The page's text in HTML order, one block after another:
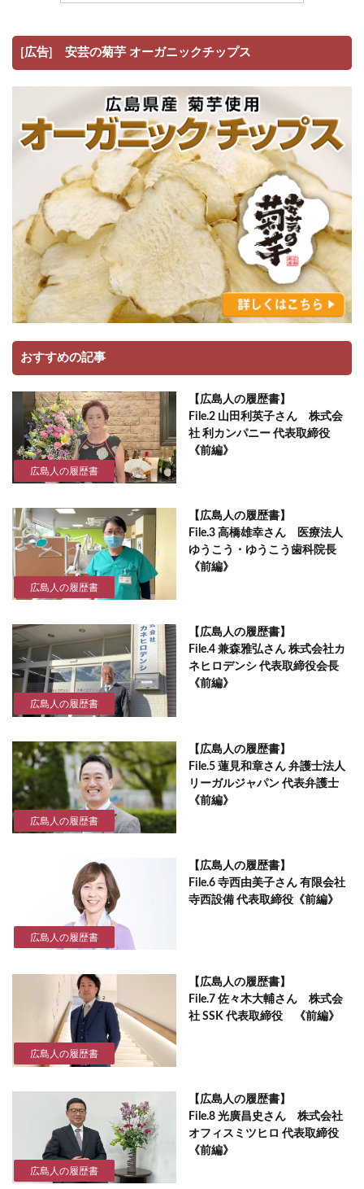
[広告] 安芸の菊芋 オーガニックチップス
おすすめの記事
広島人の履歴書
【広島人の履歴書】
File.2 山田利英子さん 株式会
社 利カンパニー 代表取締役
《前編》
広島人の履歴書
【広島人の履歴書】
File.3 高橋雄幸さん 医療法人
ゆうこう・ゆうこう歯科院長
《前編》
広島人の履歴書
【広島人の履歴書】
File.4 兼森雅弘さん 株式会社カ
ネヒロデンシ 代表取締役会長
《前編》
広島人の履歴書
【広島人の履歴書】
File.5 蓮見和章さん 弁護士法人
リーガルジャパン 代表弁護士
《前編》
広島人の履歴書
【広島人の履歴書】
File.6 寺西由美子さん 有限会社
寺西設備 代表取締役《前編》
広島人の履歴書
【広島人の履歴書】
File.7 佐々木大輔さん 株式会
社 SSK 代表取締役 《前編》
広島人の履歴書
【広島人の履歴書】
File.8 光廣昌史さん 株式会社
オフィスミツヒロ 代表取締役
《前編》